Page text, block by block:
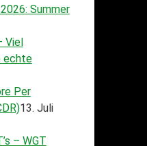
Summer
Viel
echte
Per
13. Juli
– WGT